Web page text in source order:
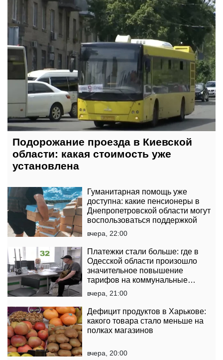
Подорожание проезда в Киевской
области: какая стоимость уже
установлена
Гуманитарная помощь уже
доступна: какие пенсионеры в
Днепропетровской области могут
воспользоваться поддержкой
вчера, 22:00
Платежки стали больше: где в
Одесской области произошло
значительное повышение
тарифов на коммунальные
услуги
вчера, 21:00
Дефицит продуктов в Харькове:
какого товара стало меньше на
полках магазинов
вчера, 20:00